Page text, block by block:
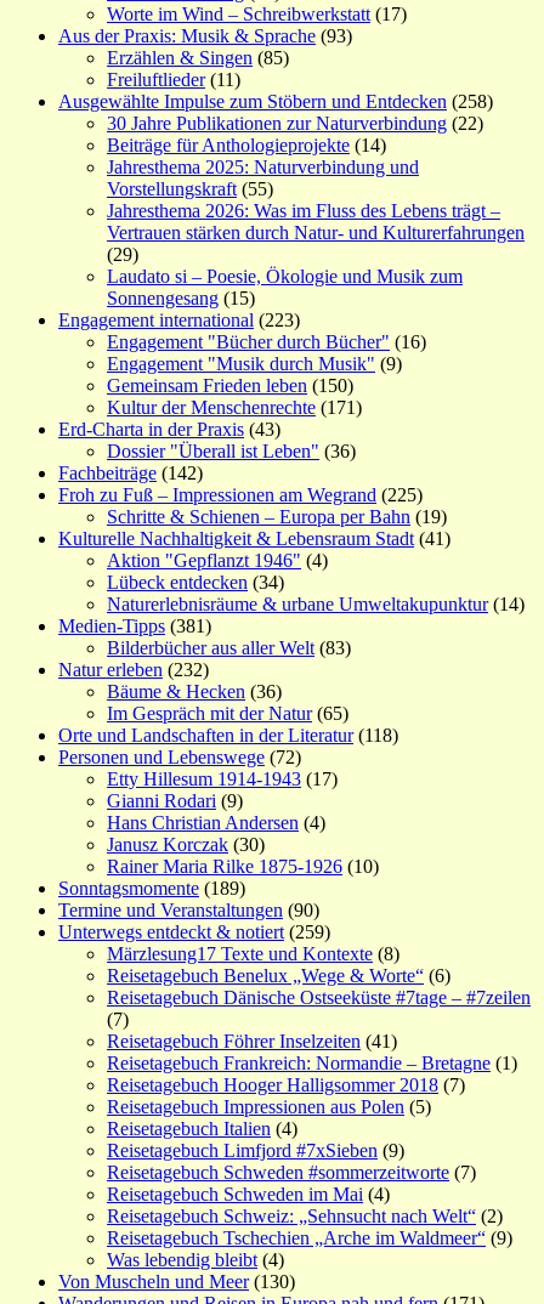
Worte im Wind – Schreibwerkstatt (17)
Aus der Praxis: Musik & Sprache (93)
Erzählen & Singen (85)
Freiluftlieder(11)
Ausgewählte Impulse zum Stöbern und Entdecken (258)
30 Jahre Publikationen zur Naturverbindung (22)
Beiträge für Anthologieprojekte (14)
Jahresthema 2025: Naturverbindung und
Vorstellungskraft (55)
Jahresthema 2026: Was im Fluss des Lebens trägt –
Vertrauen stärken durch Natur- und Kulturerfahrungen
(29)
Laudato si – Poesie, Ökologie und Musik zum
Sonnengesang (15)
Engagement international (223)
Engagement "Bücher durch Bücher" (16)
Engagement "Musik durch Musik" (9)
Gemeinsam Frieden leben (150)
Kultur der Menschenrechte (171)
Erd-Charta in der Praxis (43)
Dossier "Überall ist Leben" (36)
Fachbeiträge (142)
Froh zu Fuß – Impressionen am Wegrand (225)
Schritte & Schienen – Europa per Bahn (19)
Kulturelle Nachhaltigkeit & Lebensraum Stadt (41)
Aktion "Gepflanzt 1946" (4)
Lübeck entdecken (34)
Naturerlebnisräume & urbane Umweltakupunktur(14)
Medien-Tipps (381)
Bilderbücher aus aller Welt (83)
Natur erleben (232)
Bäume & Hecken (36)
Im Gespräch mit der Natur(65)
Orte und Landschaften in der Literatur(118)
Personen und Lebenswege (72)
Etty Hillesum 1914-1943 (17)
Gianni Rodari (9)
Hans Christian Andersen (4)
Janusz Korczak (30)
Rainer Maria Rilke 1875-1926 (10)
Sonntagsmomente (189)
Termine und Veranstaltungen (90)
Unterwegs entdeckt & notiert (259)
Märzlesung17 Texte und Kontexte (8)
Reisetagebuch Benelux „Wege & Worte“ (6)
Reisetagebuch Dänische Ostseeküste #7tage – #7zeilen
(7)
Reisetagebuch Föhrer Inselzeiten (41)
Reisetagebuch Frankreich: Normandie – Bretagne (1)
Reisetagebuch Hooger Halligsommer 2018 (7)
Reisetagebuch Impressionen aus Polen (5)
Reisetagebuch Italien (4)
Reisetagebuch Limfjord #7xSieben (9)
Reisetagebuch Schweden #sommerzeitworte (7)
Reisetagebuch Schweden im Mai (4)
Reisetagebuch Schweiz: „Sehnsucht nach Welt“ (2)
Reisetagebuch Tschechien „Arche im Waldmeer“ (9)
Was lebendig bleibt (4)
Von Muscheln und Meer(130)